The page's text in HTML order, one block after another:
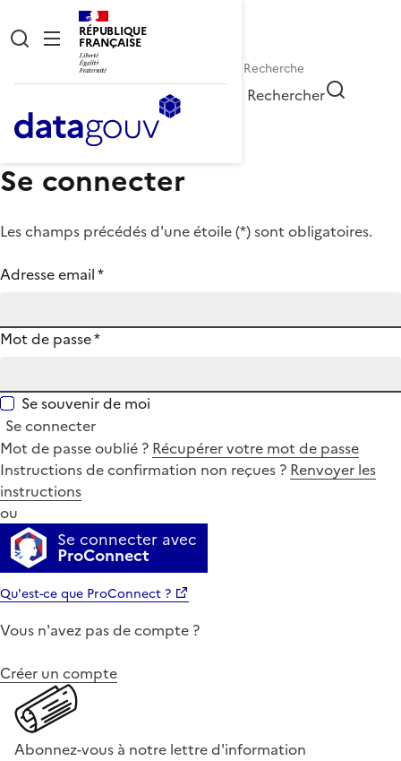
RÉPUBLIQUE
FRANÇAISE
Rechercher
Se connecter
Les champs précédés d'une étoile (*) sont obligatoires.
Adresse email*
Mot de passe*
Se souvenir de moi
Se connecter
Mot de passe oublié ? Récupérer votre mot de passe
Instructions de confirmation non reçues ? Renvoyer les
instructions
ou
Se connecter avec
ProConnect
Qu'est-ce que ProConnect ?
Vous n'avez pas de compte ?
Créer un compte
Abonnez-vous à notre lettre d'information